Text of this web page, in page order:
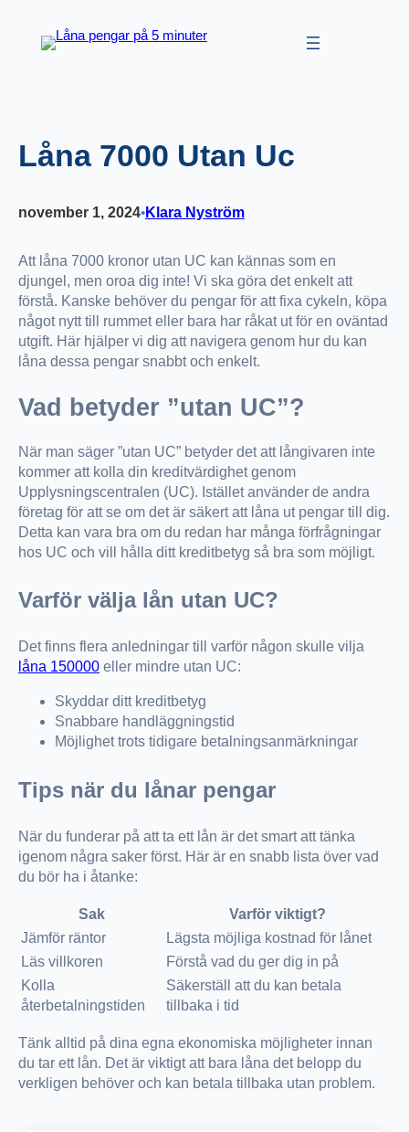
innehåll
Låna 7000 Utan Uc
november 1, 2024•Klara Nyström
Att låna 7000 kronor utan UC kan kännas som en
djungel, men oroa dig inte! Vi ska göra det enkelt att
förstå. Kanske behöver du pengar för att fixa cykeln, köpa
något nytt till rummet eller bara har råkat ut för en oväntad
utgift. Här hjälper vi dig att navigera genom hur du kan
låna dessa pengar snabbt och enkelt.
Vad betyder ”utan UC”?
När man säger ”utan UC” betyder det att långivaren inte
kommer att kolla din kreditvärdighet genom
Upplysningscentralen (UC). Istället använder de andra
företag för att se om det är säkert att låna ut pengar till dig.
Detta kan vara bra om du redan har många förfrågningar
hos UC och vill hålla ditt kreditbetyg så bra som möjligt.
Varför välja lån utan UC?
Det finns flera anledningar till varför någon skulle vilja
låna 150000 eller mindre utan UC:
Skyddar ditt kreditbetyg
Snabbare handläggningstid
Möjlighet trots tidigare betalningsanmärkningar
Tips när du lånar pengar
När du funderar på att ta ett lån är det smart att tänka
igenom några saker först. Här är en snabb lista över vad
du bör ha i åtanke:
Sak
Varför viktigt?
Jämför räntor
Lägsta möjliga kostnad för lånet
Läs villkoren
Förstå vad du ger dig in på
Kolla
återbetalningstiden
Säkerställ att du kan betala
tillbaka i tid
Tänk alltid på dina egna ekonomiska möjligheter innan
du tar ett lån. Det är viktigt att bara låna det belopp du
verkligen behöver och kan betala tillbaka utan problem.